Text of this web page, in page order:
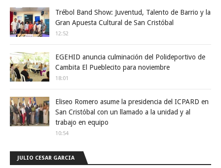
Trébol Band Show: Juventud, Talento de Barrio y la
Gran Apuesta Cultural de San Cristóbal
12:52
EGEHID anuncia culminación del Polideportivo de
Cambita El Pueblecito para noviembre
18:01
Eliseo Romero asume la presidencia del ICPARD en
San Cristóbal con un llamado a la unidad y al
trabajo en equipo
10:54
JULIO CESAR GARCIA